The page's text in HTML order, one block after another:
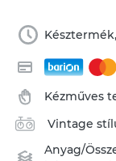
Kézműves
Vintage
Anyag/